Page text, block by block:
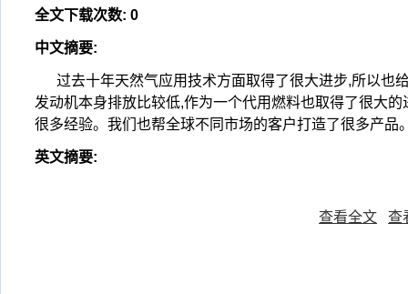
全文下载次数: 0
中文摘要:
过去十年天然气应用技术方面取得了很大进步,所以也
发动机本身排放比较低,作为一个代用燃料也取得了很大
很多经验。我们也帮全球不同市场的客户打造了很多产
英文摘要:
查看全文 查